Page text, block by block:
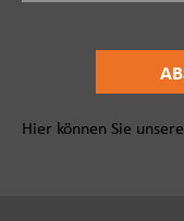
Hier können Sie unsere